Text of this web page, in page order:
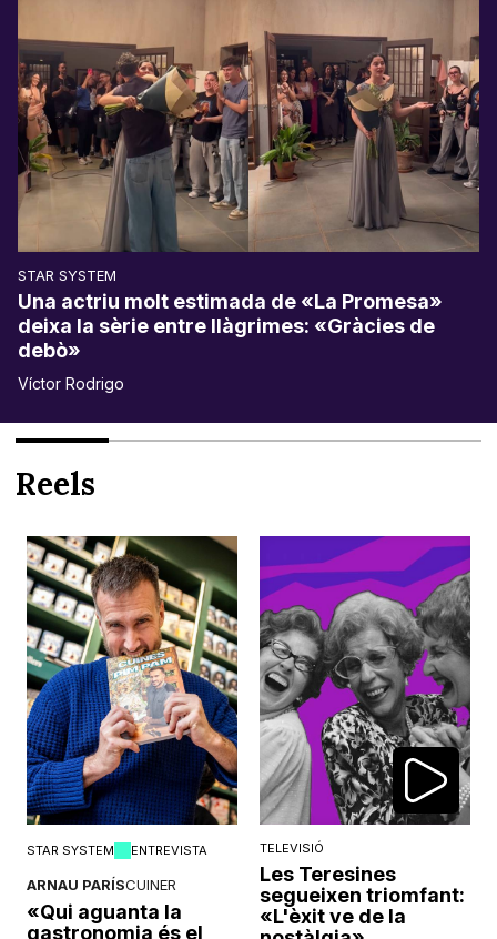
STAR SYSTEM
Una actriu molt estimada de «La Promesa»
deixa la sèrie entre llàgrimes: «Gràcies de
debò»
Víctor Rodrigo
Reels
STAR SYSTEM ENTREVISTA
ARNAU PARÍSCUINER
«Qui aguanta la
gastronomia és el
TELEVISIÓ
Les Teresines
segueixen triomfant:
«L'èxit ve de la